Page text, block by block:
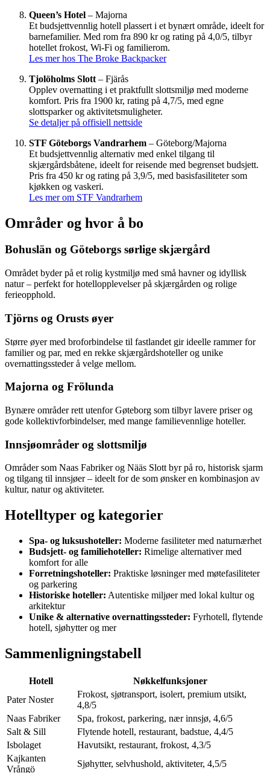
Queen’s Hotel – Majorna
Et budsjettvennlig hotell plassert i et bynært område, ideelt for
barnefamilier. Med rom fra 890 kr og rating på 4,0/5, tilbyr
hotellet frokost, Wi-Fi og familierom.
Les mer hos The Broke Backpacker
Tjolöholms Slott – Fjärås
Opplev overnatting i et praktfullt slottsmiljø med moderne
komfort. Pris fra 1900 kr, rating på 4,7/5, med egne
slottsparker og aktivitetsmuligheter.
Se detaljer på offisiell nettside
STF Göteborgs Vandrarhem – Göteborg/Majorna
Et budsjettvennlig alternativ med enkel tilgang til
skjærgårdsbåtene, ideelt for reisende med begrenset budsjett.
Pris fra 450 kr og rating på 3,9/5, med basisfasiliteter som
kjøkken og vaskeri.
Les mer om STF Vandrarhem
Områder og hvor å bo
Bohuslän og Göteborgs sørlige skjærgård
Området byder på et rolig kystmiljø med små havner og idyllisk
natur – perfekt for hotellopplevelser på skjærgården og rolige
ferieopphold.
Tjörns og Orusts øyer
Større øyer med broforbindelse til fastlandet gir ideelle rammer for
familier og par, med en rekke skjærgårdshoteller og unike
overnattingssteder å velge mellom.
Majorna og Frölunda
Bynære områder rett utenfor Gøteborg som tilbyr lavere priser og
gode kollektivforbindelser, med mange familievennlige hoteller.
Innsjøområder og slottsmiljø
Områder som Naas Fabriker og Nääs Slott byr på ro, historisk sjarm
og tilgang til innsjøer – ideelt for de som ønsker en kombinasjon av
kultur, natur og aktiviteter.
Hotelltyper og kategorier
Spa- og luksushoteller: Moderne fasiliteter med naturnærhet
Budsjett- og familiehoteller: Rimelige alternativer med
komfort for alle
Forretningshoteller: Praktiske løsninger med møtefasiliteter
og parkering
Historiske hoteller: Autentiske miljøer med lokal kultur og
arkitektur
Unike & alternative overnattingssteder: Fyrhotell, flytende
hotell, sjøhytter og mer
Sammenligningstabell
Hotell
Nøkkelfunksjoner
Pater Noster
Frokost, sjøtransport, isolert, premium utsikt,
4,8/5
Naas Fabriker
Spa, frokost, parkering, nær innsjø, 4,6/5
Salt & Sill
Flytende hotell, restaurant, badstue, 4,4/5
Isbolaget
Havutsikt, restaurant, frokost, 4,3/5
Kajkanten
Vrångö
Sjøhytter, selvhushold, aktiviteter, 4,5/5